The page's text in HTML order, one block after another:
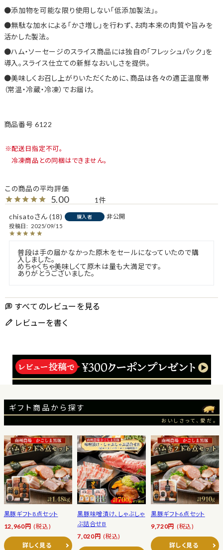
添加物を可能な限り使用しない「低添加製法」。
無駄な加水による「かさ増し」を行わず、お肉本来の肉質や旨みを
活かした製法。
ハム・ソーセージのスライス商品には独自の「フレッシュパック」を
導入。スライス仕立ての新鮮なおいしさを提供。
美味しくお召し上がりいただくために、商品は各々の適正温度帯
（常温・冷蔵・冷凍）でお届け。
商品番号 6122
配送日指定不可。
冷凍商品との同梱はできません。
5.00
1
chisato
18 購入者 非公開
投稿日 2025/09/15
普段は手の届かなかった原木をセールになっていたので購
入しました。
めちゃくちゃ美味しくて原木は量も大満足です。
ありがとうございました。
すべてのレビューを見る
レビューを書く
ギフト商品から探す
おいしさって、愛だ。
黒豚ギフト8点セット
12,960円 (税込)
詳しく見る
黒豚味噌漬け、しゃぶしゃ
ぶ詰合せB
7,020円 (税込)
黒豚ギフト6点セット
9,720円 (税込)
詳しく見る